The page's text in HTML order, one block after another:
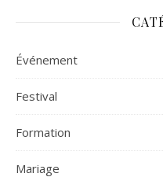
Événement
Festival
Formation
Mariage